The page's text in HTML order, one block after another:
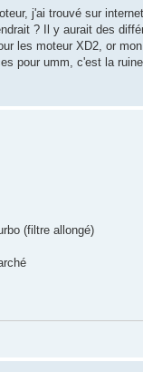
j'ai trouvé sur
? Il y aurait des
les moteur XD2, or
pour umm, c'est la
(filtre allongé)